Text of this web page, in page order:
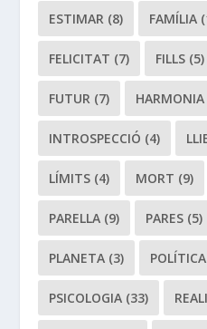
ESTIMAR (8) FAMÍLIA
FELICITAT (7) FILLS (5)
FUTUR (7) HARMONIA
INTROSPECCIÓ (4)
LÍMITS (4) MORT (9)
PARELLA (9) PARES (5)
PLANETA (3) POLÍTICA
PSICOLOGIA (33)